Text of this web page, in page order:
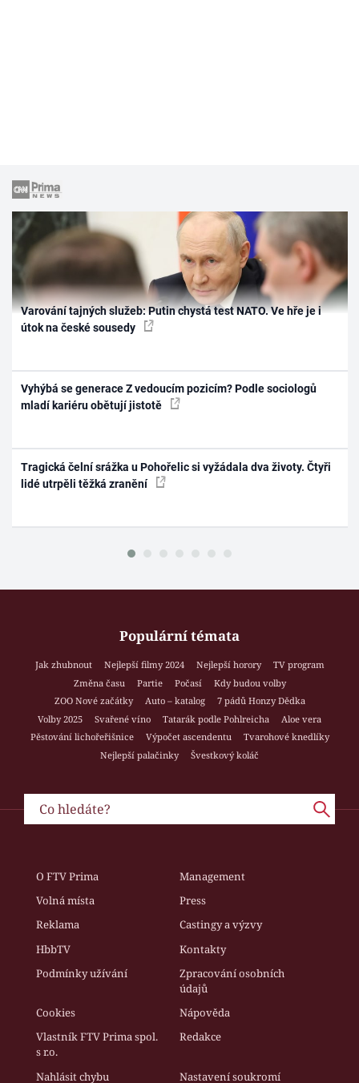
Varování tajných služeb: Putin chystá test NATO. Ve hře je i
útok na české sousedy
Vyhýbá se generace Z vedoucím pozicím? Podle sociologů
mladí kariéru obětují jistotě
Tragická čelní srážka u Pohořelic si vyžádala dva životy. Čtyři
lidé utrpěli těžká zranění
Populární témata
Jak zhubnout Nejlepší filmy 2024 Nejlepší horory
TV program
Změna času
Partie Počasí
Kdy budou volby
ZOO Nové začátky
Auto – katalog
7 pádů Honzy Dědka
Volby 2025
Svařené víno Tatarák podle Pohlreicha
Aloe vera
Pěstování lichořeřišnice
Výpočet ascendentu
Tvarohové knedlíky
Nejlepší palačinky
Švestkový koláč
O FTV Prima
Management
Volná místa
Press
Reklama
Castingy a výzvy
HbbTV
Kontakty
Podmínky užívání
Zpracování osobních
údajů
Cookies
Nápověda
Vlastník FTV Prima spol.
s r.o.
Redakce
Nahlásit chybu Nastavení soukromí